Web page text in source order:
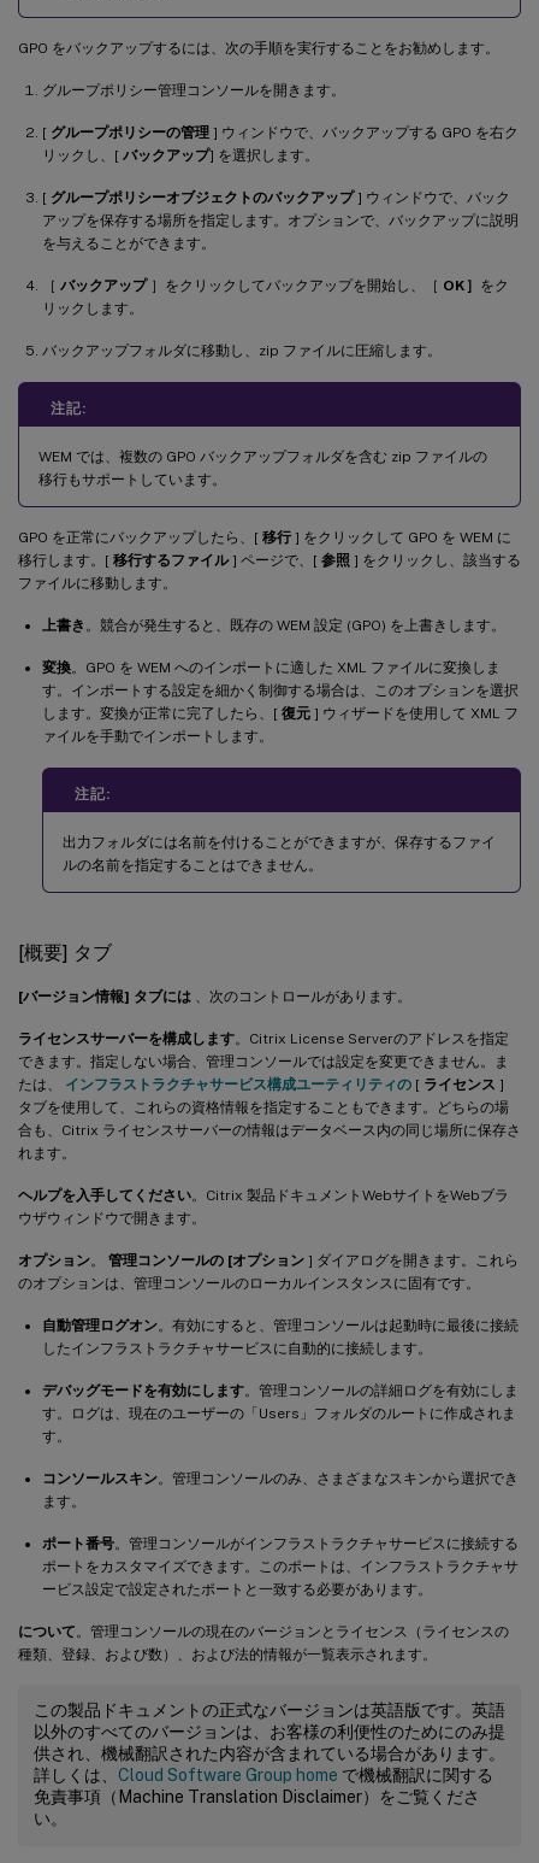
GPO をバックアップするには、次の手順を実行することをお勧めします。
グループポリシー管理コンソールを開きます。
[ グループポリシーの管理 ] ウィンドウで、バックアップする GPO を右ク
リックし、[ バックアップ] を選択します。
[ グループポリシーオブジェクトのバックアップ] ウィンドウで、バック
アップを保存する場所を指定します。オプションで、バックアップに説明
を与えることができます。
［ バックアップ］をクリックしてバックアップを開始し、［ OK］ をク
リックします。
バックアップフォルダに移動し、zip ファイルに圧縮します。
注記:
WEM では、複数の GPO バックアップフォルダを含む zip ファイルの
移行もサポートしています。
GPO を正常にバックアップしたら、[ 移行 ] をクリックして GPO を WEM に
移行します。[ 移行するファイル] ページで、[ 参照 ] をクリックし、該当する
ファイルに移動します。
上書き 。競合が発生すると、既存の WEM 設定 (GPO) を上書きします。
変換。GPO を WEM へのインポートに適した XML ファイルに変換しま
す。インポートする設定を細かく制御する場合は、このオプションを選択
します。変換が正常に完了したら、[ 復元 ] ウィザードを使用して XML フ
ァイルを手動でインポートします。
注記:
出力フォルダには名前を付けることができますが、保存するファイ
ルの名前を指定することはできません。
[概要] タブ
[バージョン情報] タブには 、次のコントロールがあります。
ライセンスサーバーを構成します。Citrix License Serverのアドレスを指定
できます。指定しない場合、管理コンソールでは設定を変更できません。ま
たは、 インフラストラクチャサービス構成ユーティリティの [ ライセンス ]
タブを使用して、これらの資格情報を指定することもできます。どちらの場
合も、Citrix ライセンスサーバーの情報はデータベース内の同じ場所に保存さ
れます。
ヘルプを入手してください。Citrix 製品ドキュメントWebサイトをWebブラ
ウザウィンドウで開きます。
オプション。 管理コンソールの [オプション ] ダイアログを開きます。これら
のオプションは、管理コンソールのローカルインスタンスに固有です。
自動管理ログオン。有効にすると、管理コンソールは起動時に最後に接続
したインフラストラクチャサービスに自動的に接続します。
デバッグモードを有効にします。管理コンソールの詳細ログを有効にしま
す。ログは、現在のユーザーの「Users」フォルダのルートに作成されま
す。
コンソールスキン。管理コンソールのみ、さまざまなスキンから選択でき
ます。
ポート番号。管理コンソールがインフラストラクチャサービスに接続する
ポートをカスタマイズできます。このポートは、インフラストラクチャサ
ービス設定で設定されたポートと一致する必要があります。
について 。管理コンソールの現在のバージョンとライセンス（ライセンスの
種類、登録、および数）、および法的情報が一覧表示されます。
この製品ドキュメントの正式なバージョンは英語版です。英語
以外のすべてのバージョンは、お客様の利便性のためにのみ提
供され、機械翻訳された内容が含まれている場合があります。
詳しくは、 Cloud Software Group home で機械翻訳に関する
免責事項（Machine Translation Disclaimer）をご覧くださ
い。